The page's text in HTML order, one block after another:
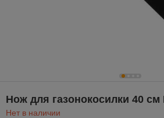
Нож для газонокосилки 40 см
Нет в наличии